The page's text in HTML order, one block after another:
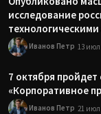
исследование
Иванов Петр 13 июл
7 октября
«Корпоративное
Иванов Петр 21 июл